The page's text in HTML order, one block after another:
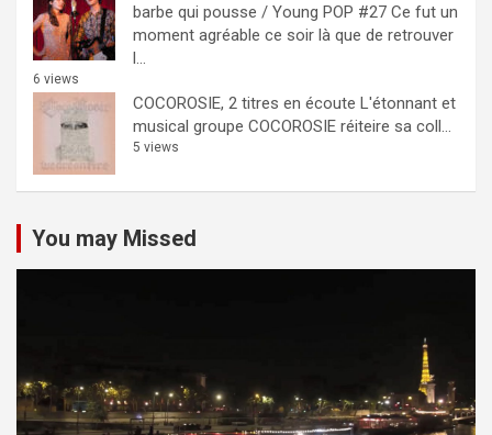
barbe qui pousse / Young POP #27 Ce fut un
moment agréable ce soir là que de retrouver
l...
6 views
COCOROSIE, 2 titres en écoute L'étonnant et
musical groupe COCOROSIE réiteire sa coll...
5 views
You may Missed